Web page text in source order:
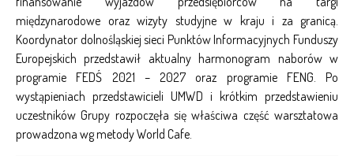
międzynarodowe oraz wizyty studyjne w kraju i za granicą.
Koordynator dolnośląskiej sieci Punktów Informacyjnych Funduszy
Europejskich przedstawił aktualny harmonogram naborów w
programie FEDŚ 2021 – 2027 oraz programie FENG. Po
wystąpieniach przedstawicieli UMWD i krótkim przedstawieniu
uczestników Grupy rozpoczęła się właściwa część warsztatowa
prowadzona wg metody World Cafe.